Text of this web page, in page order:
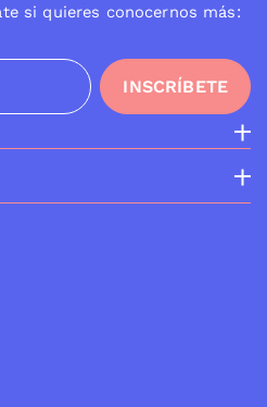
si quieres conocernos más:
INSCRÍBETE